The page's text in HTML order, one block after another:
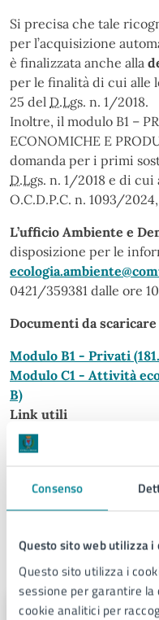
Consenso
Questo sito web utilizza i
Questo sito utilizza i
sessione per garantire
cookie analitici per
Si precisa che tale
per l’acquisizione
è finalizzata anche alla
per le finalità di cui alle
25 del D.Lgs. n. 1/2018.
Inoltre, il modulo B1 –
ECONOMICHE E
domanda per i primi
D.Lgs. n. 1/2018 e di cui
O.C.D.P.C. n. 1093/
L’ufficio Ambiente e
disposizione per le
0421/359381 dalle ore
Documenti da scaricare
Modulo B1 - Privati
Modulo C1 - Attività
B)
Link utili
Decreto Legislativo n.1
O.C.D.P.C n. 1093 del
FAQ - domande e
A cura di